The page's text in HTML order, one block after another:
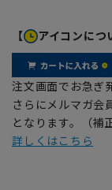
【 アイコンにつ
注文画面でお急ぎ
さらにメルマガ会
となります。（補
詳しくはこちら